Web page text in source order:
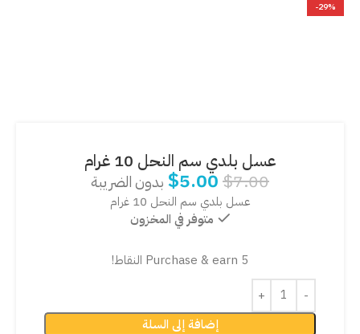
-29%
عسل بلدي سم النحل 10 غرام
$7.00
$5.00 بدون الضريبة
عسل بلدي سم النحل 10 غرام
متوفر في المخزون
Purchase & earn 5 النقاط!
إضافة إلى السلة